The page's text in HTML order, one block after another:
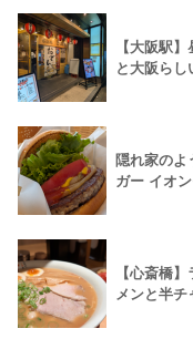
【大阪駅
と大阪らし
隠れ家の
ガー イオ
【心斎橋
メンと半